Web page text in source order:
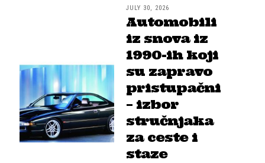
JULY 30, 2026
Automobili
iz snova iz
1990-ih koji
su zapravo
pristupačni
– izbor
stručnjaka
za ceste i
staze